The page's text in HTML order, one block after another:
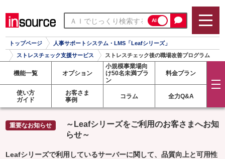
AI
トップページ
人事サポートシステム・LMS「Leafシリーズ」
ストレスチェック支援サービス
ストレスチェック後の職場改善プログラム
機能一覧 オプション
小規模事業場向
け50名未満プラ
ン
料金プラン
使い方
ガイド
お客さま
事例
コラム 全力Q&A
～Leafシリーズをご利用のお客さまへお知
らせ～
Leafシリーズで利用しているサーバーに関して、品質向上と可用性